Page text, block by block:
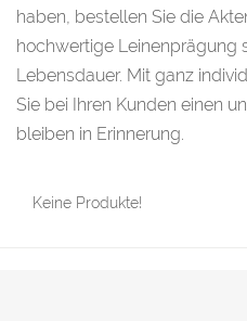
haben, bestellen Sie die
hochwertige Leinenprägung
Lebensdauer. Mit ganz
Sie bei Ihren Kunden einen
bleiben in Erinnerung.
Keine Produkte!